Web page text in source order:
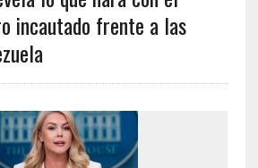
incautado frente a las